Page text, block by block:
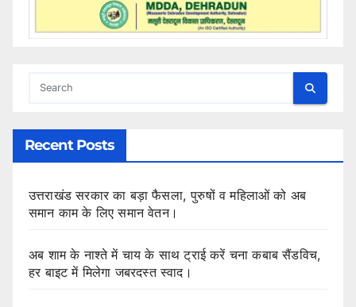
Recent Posts
उत्तराखंड सरकार का बड़ा फैसला, पुरुषों व महिलाओं को अब
समान काम के लिए समान वेतन।
अब शाम के नाश्ते में चाय के साथ ट्राई करें चना कबाब सैंडविच,
हर बाइट में मिलेगा जबरदस्त स्वाद।